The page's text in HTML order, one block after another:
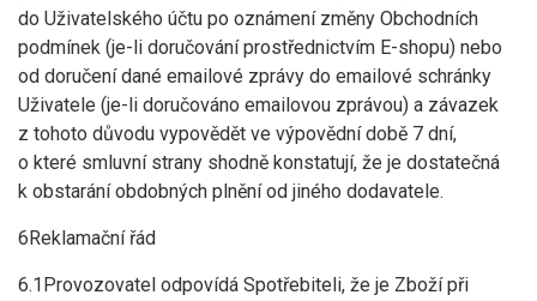
do Uživatelského účtu po oznámení změny Obchodních
podmínek (je-li doručování prostřednictvím E-shopu) nebo
od doručení dané emailové zprávy do emailové schránky
Uživatele (je-li doručováno emailovou zprávou) a závazek
z tohoto důvodu vypovědět ve výpovědní době 7 dní,
o které smluvní strany shodně konstatují, že je dostatečná
k obstarání obdobných plnění od jiného dodavatele.
6Reklamační řád
6.1Provozovatel odpovídá Spotřebiteli, že je Zboží při